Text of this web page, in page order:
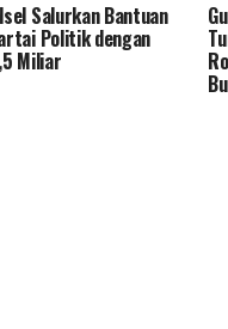
Salurkan Bantuan
Politik dengan
Miliar